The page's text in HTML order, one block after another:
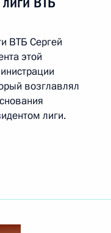
ВТБ Сергей
этой
возглавлял
лиги.